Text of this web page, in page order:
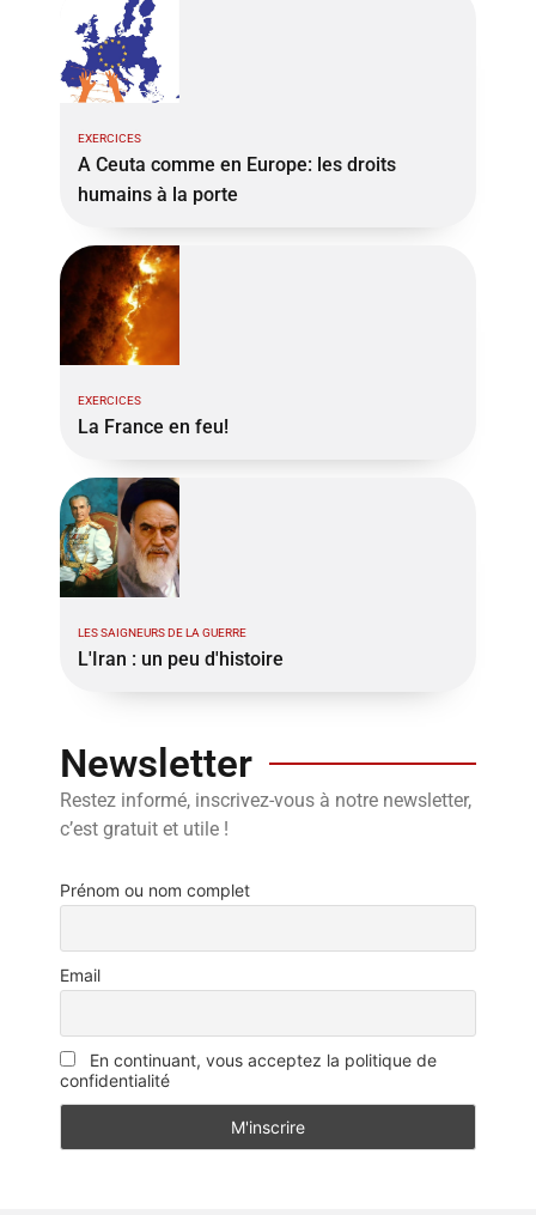
EXERCICES
A Ceuta comme en Europe: les droits
humains à la porte
EXERCICES
La France en feu!
LES SAIGNEURS DE LA GUERRE
L'Iran : un peu d'histoire
Newsletter
Restez informé, inscrivez-vous à notre newsletter,
c’est gratuit et utile !
Prénom ou nom complet
Email
En continuant, vous acceptez la politique de
confidentialité